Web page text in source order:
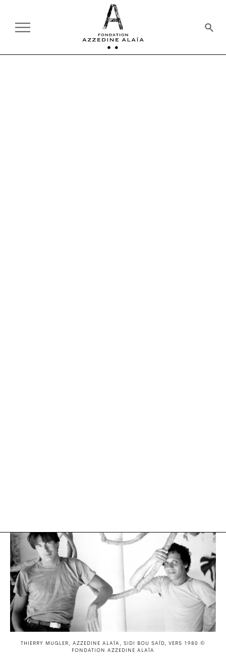
THIERRY MUGLER, AZZEDINE ALAÏA, SIDI BOU SAÏD, VERS 1980 ©
FONDATION AZZEDINE ALAÏA